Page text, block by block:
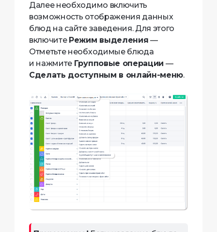
Далее необходимо включить
возможность отображения данных
блюд на сайте заведения. Для этого
включите Режим выделения —
Отметьте необходимые блюда
и нажмите Групповые операции —
Сделать доступным в онлайн-меню.